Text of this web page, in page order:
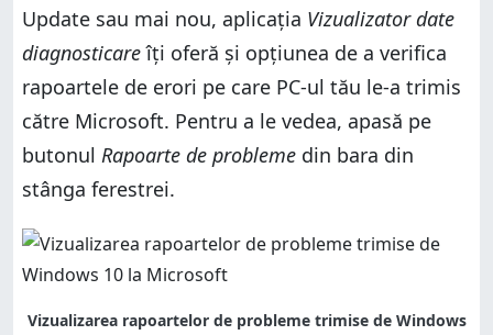
Update sau mai nou, aplicația Vizualizator date
diagnosticareîți oferă și opțiunea de a verifica
rapoartele de erori pe care PC-ul tău le-a trimis
către Microsoft. Pentru a le vedea, apasă pe
butonul Rapoarte de probleme din bara din
stânga ferestrei.
Vizualizarea rapoartelor de probleme trimise de Windows